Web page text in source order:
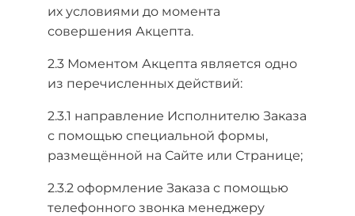
их условиями до момента
совершения Акцепта.
2.3 Моментом Акцепта является одно
из перечисленных действий:
2.3.1 направление Исполнителю Заказа
с помощью специальной формы,
размещённой на Сайте или Странице;
2.3.2 оформление Заказа с помощью
телефонного звонка менеджеру